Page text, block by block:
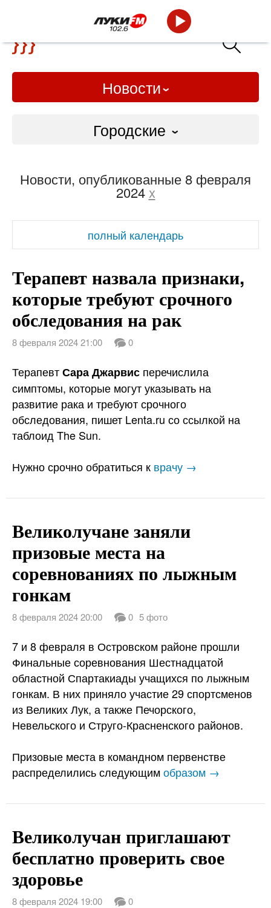
Новости
Городские
Слово Дело
Народные
ВТРК
Новости, опубликованные 8 февраля
2024 x
полный календарь
Терапевт назвала признаки,
которые требуют срочного
обследования на рак
8 февраля 2024 21:00 0
ТерапевтСара Джарвис перечислила
симптомы, которые могут указывать на
развитие рака и требуют срочного
обследования, пишет Lenta.ru со ссылкой на
таблоид The Sun.
Нужно срочно обратиться к врачу →
Великолучане заняли
призовые места на
соревнованиях по лыжным
гонкам
8 февраля 2024 20:00 0 5 фото
7 и 8 февраля в Островском районе прошли
Финальные соревнования Шестнадцатой
областной Спартакиады учащихся по лыжным
гонкам. В них приняло участие 29 спортсменов
из Великих Лук, а также Печорского,
Невельского и Струго-Красненского районов.
Призовые места в командном первенстве
распределились следующимобразом →
Великолучан приглашают
бесплатно проверить свое
здоровье
8 февраля 2024 19:00 0